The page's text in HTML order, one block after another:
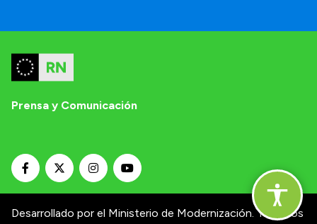
Prensa y Comunicación
Desarrollado por el Ministerio de Modernización. Términos